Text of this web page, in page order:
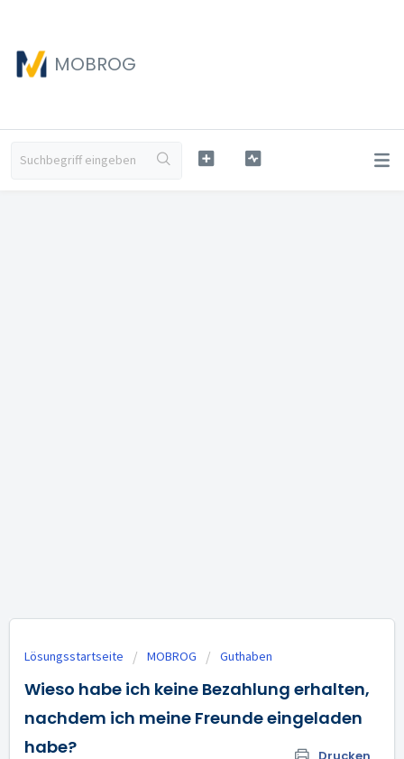
MOBROG
Lösungsstartseite MOBROG Guthaben
Wieso habe ich keine Bezahlung erhalten,
nachdem ich meine Freunde eingeladen
habe?